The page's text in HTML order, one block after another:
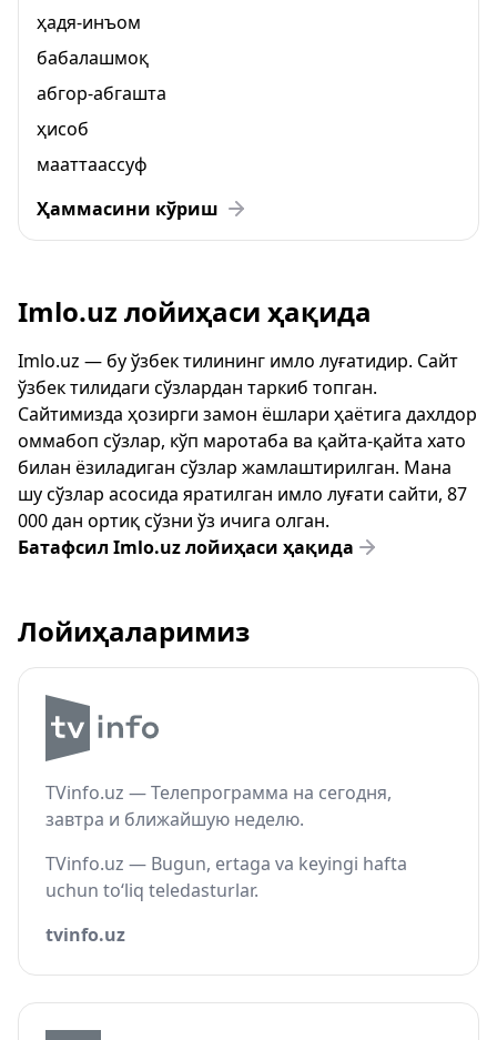
ҳадя-инъом
бабалашмоқ
абгор-абгашта
ҳисоб
мааттаассуф
Ҳаммасини кўриш
Imlo.uz лойиҳаси ҳақида
Imlo.uz — бу ўзбек тилининг имло луғатидир. Сайт
ўзбек тилидаги сўзлардан таркиб топган.
Сайтимизда ҳозирги замон ёшлари ҳаётига дахлдор
оммабоп сўзлар, кўп маротаба ва қайта-қайта хато
билан ёзиладиган сўзлар жамлаштирилган. Мана
шу сўзлар асосида яратилган имло луғати сайти, 87
000 дан ортиқ сўзни ўз ичига олган.
Батафсил Imlo.uz лойиҳаси ҳақида
Лойиҳаларимиз
TVinfo.uz — Телепрограмма на сегодня,
завтра и ближайшую неделю.
TVinfo.uz — Bugun, ertaga va keyingi hafta
uchun to‘liq teledasturlar.
tvinfo.uz